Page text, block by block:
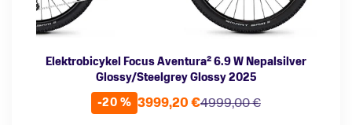
Elektrobicykel Focus Aventura² 6.9 W Nepalsilver
Glossy/Steelgrey Glossy 2025
-20 %
4999,00 €
3999,20 €